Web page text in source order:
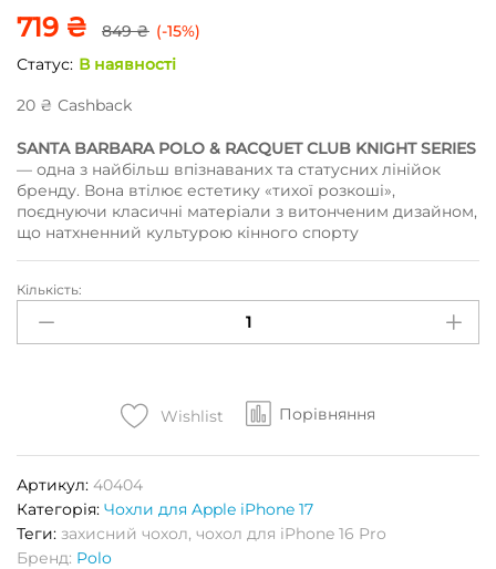
719 ₴ 849₴ (-15%)
Статус: В наявності
20 ₴ Сashback
SANTA BARBARA POLO & RACQUET CLUB KNIGHT SERIES
— одна з найбільш впізнаваних та статусних лінійок
бренду. Вона втілює естетику «тихої розкоші»,
поєднуючи класичні матеріали з витонченим дизайном,
що натхненний культурою кінного спорту
Чохол
POLO
KNIGHT
Кількість:
Wishlist Порівняння
Артикул: 40404
Категорія: Чохли для Apple iPhone 17
Теги: захисний чохол, чохол для iPhone 16 Pro
Бренд: Polo